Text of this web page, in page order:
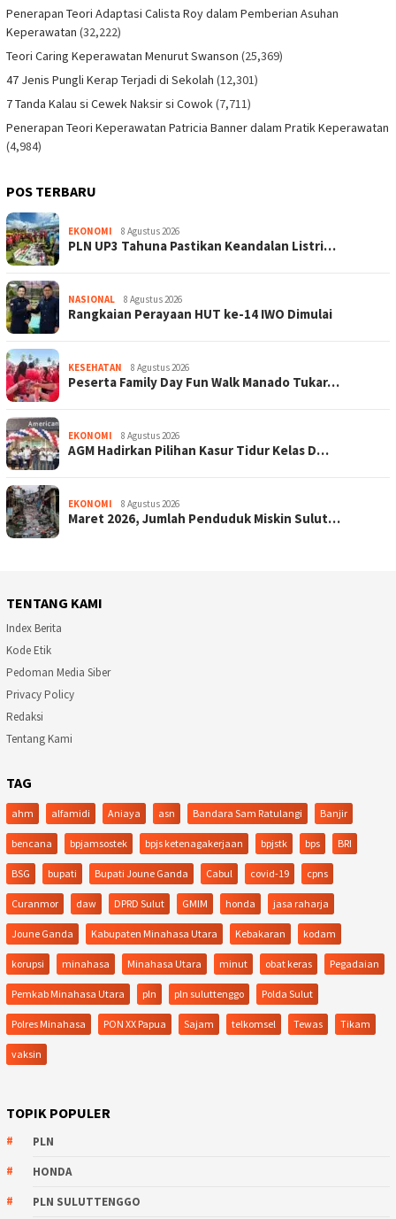
Penerapan Teori Adaptasi Calista Roy dalam Pemberian Asuhan
Keperawatan (32,222)
Teori Caring Keperawatan Menurut Swanson (25,369)
47 Jenis Pungli Kerap Terjadi di Sekolah (12,301)
7 Tanda Kalau si Cewek Naksir si Cowok(7,711)
Penerapan Teori Keperawatan Patricia Banner dalam Pratik Keperawatan
(4,984)
POS TERBARU
EKONOMI 8 Agustus 2026
PLN UP3 Tahuna Pastikan Keandalan Listri…
NASIONAL 8 Agustus 2026
Rangkaian Perayaan HUT ke-14 IWO Dimulai
KESEHATAN 8 Agustus 2026
Peserta Family Day Fun Walk Manado Tukar…
EKONOMI 8 Agustus 2026
AGM Hadirkan Pilihan Kasur Tidur Kelas D…
EKONOMI 8 Agustus 2026
Maret 2026, Jumlah Penduduk Miskin Sulut…
TENTANG KAMI
Index Berita
Kode Etik
Pedoman Media Siber
Privacy Policy
Redaksi
Tentang Kami
TAG
ahm alfamidi Aniaya asn Bandara Sam Ratulangi Banjir
bencana bpjamsostek bpjs ketenagakerjaan bpjstk bps BRI
BSG bupati Bupati Joune Ganda Cabul covid-19 cpns
Curanmor daw DPRD Sulut GMIM honda jasa raharja
Joune Ganda Kabupaten Minahasa Utara Kebakaran kodam
korupsi minahasa Minahasa Utara minut obat keras Pegadaian
Pemkab Minahasa Utara pln pln suluttenggo Polda Sulut
Polres Minahasa PON XX Papua Sajam telkomsel Tewas Tikam
vaksin
TOPIK POPULER
PLN
HONDA
PLN SULUTTENGGO